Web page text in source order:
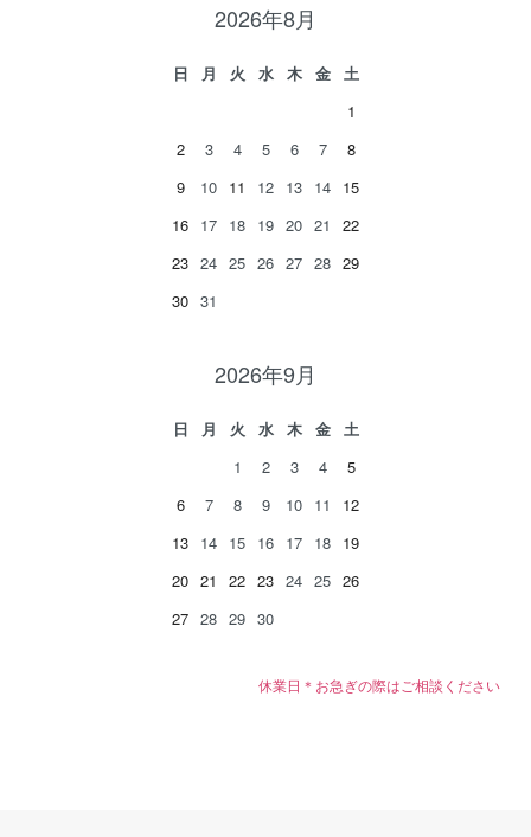
2026年8月
日 月 火 水 木 金
土
1
2
3 4 5 6 7
8
9
10 11 12 13 14 15
16 17 18 19 20 21
22
23 24 25 26 27 28 29
30 31
2026年9月
日 月 火 水 木 金
土
1
2 3 4
5
6
7 8 9 10 11
12
13 14 15 16 17 18 19
20 21 22 23 24 25 26
27 28 29 30
休業日＊お急ぎの際はご相談ください